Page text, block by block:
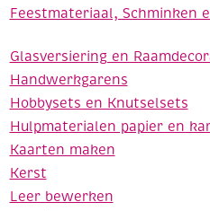
Feestmateriaal, Schminken
Glasversiering en
Handwerkgarens
Hobbysets en Knutselsets
Hulpmaterialen papier en
Kaarten maken
Kerst
Leer bewerken